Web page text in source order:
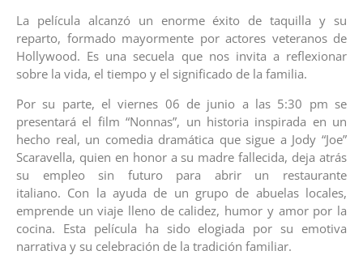
La película alcanzó un enorme éxito de taquilla y su
reparto, formado mayormente por actores veteranos de
Hollywood. Es una secuela que nos invita a reflexionar
sobre la vida, el tiempo y el significado de la familia.
Por su parte, el viernes 06 de junio a las 5:30 pm se
presentará el film “Nonnas”, un historia inspirada en un
hecho real, un comedia dramática que sigue a Jody “Joe”
Scaravella, quien en honor a su madre fallecida, deja atrás
su empleo sin futuro para abrir un restaurante
italiano. Con la ayuda de un grupo de abuelas locales,
emprende un viaje lleno de calidez, humor y amor por la
cocina. Esta película ha sido elogiada por su emotiva
narrativa y su celebración de la tradición familiar.